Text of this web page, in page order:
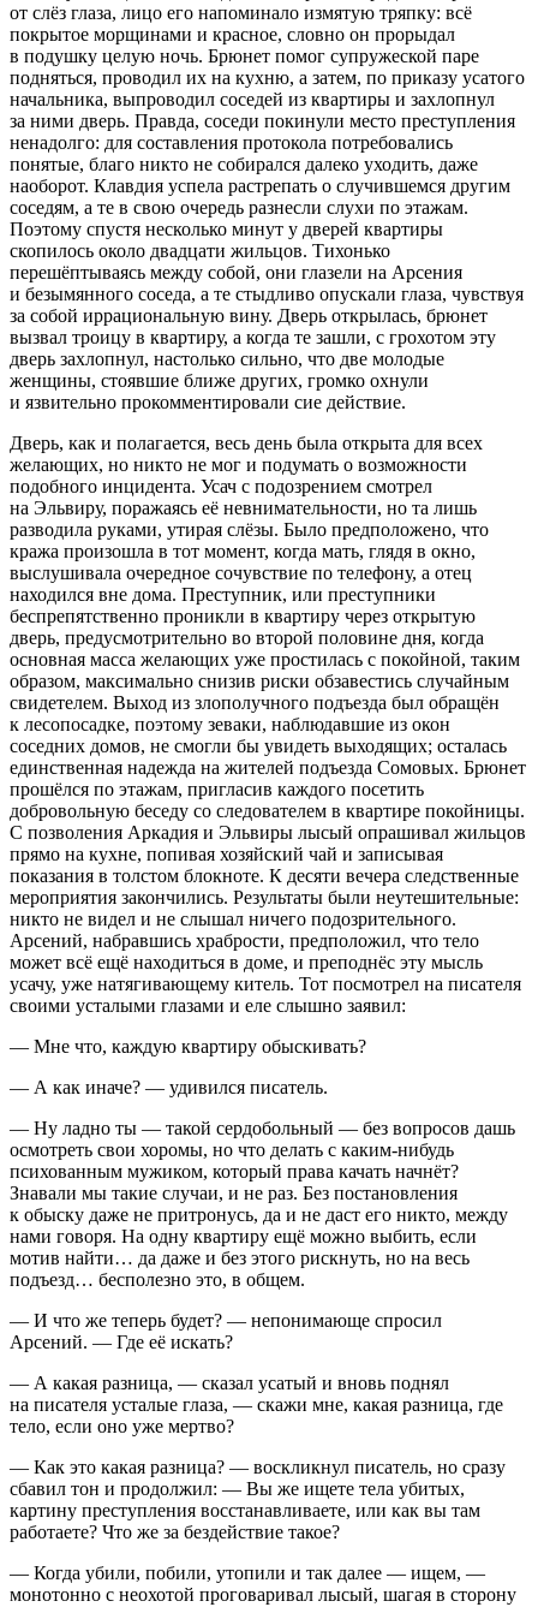
от слёз глаза, лицо его напоминало измятую тряпку: всё
покрытое морщинами и красное, словно он прорыдал
в подушку целую ночь. Брюнет помог супружеской паре
подняться, проводил их на кухню, а затем, по приказу усатого
начальника, выпроводил соседей из квартиры и захлопнул
за ними дверь. Правда, соседи покинули место преступления
ненадолго: для составления протокола потребовались
понятые, благо никто не собирался далеко уходить, даже
наоборот. Клавдия успела растрепать о случившемся другим
соседям, а те в свою очередь разнесли слухи по этажам.
Поэтому спустя несколько минут у дверей квартиры
скопилось около двадцати жильцов. Тихонько
перешёптываясь между собой, они глазели на Арсения
и безымянного соседа, а те стыдливо опускали глаза, чувствуя
за собой иррациональную вину. Дверь открылась, брюнет
вызвал троицу в квартиру, а когда те зашли, с грохотом эту
дверь захлопнул, настолько сильно, что две молодые
женщины, стоявшие ближе других, громко охнули
и язвительно прокомментировали сие действие.
Дверь, как и полагается, весь день была открыта для всех
желающих, но никто не мог и подумать о возможности
подобного инцидента. Усач с подозрением смотрел
на Эльвиру, поражаясь её невнимательности, но та лишь
разводила руками, утирая слёзы. Было предположено, что
кража произошла в тот момент, когда мать, глядя в окно,
выслушивала очередное сочувствие по телефону, а отец
находился вне дома. Преступник, или преступники
беспрепятственно проникли в квартиру через открытую
дверь, предусмотрительно во второй половине дня, когда
основная масса желающих уже простилась с покойной, таким
образом, максимально снизив риски обзавестись случайным
свидетелем. Выход из злополучного подъезда был обращён
к лесопосадке, поэтому зеваки, наблюдавшие из окон
соседних домов, не смогли бы увидеть выходящих; осталась
единственная надежда на жителей подъезда Сомовых. Брюнет
прошёлся по этажам, пригласив каждого посетить
добровольную беседу со следователем в квартире покойницы.
С позволения Аркадия и Эльвиры лысый опрашивал жильцов
прямо на кухне, попивая хозяйский чай и записывая
показания в толстом блокноте. К десяти вечера следственные
мероприятия закончились. Результаты были неутешительные:
никто не видел и не слышал ничего подозрительного.
Арсений, набравшись храбрости, предположил, что тело
может всё ещё находиться в доме, и преподнёс эту мысль
усачу, уже натягивающему китель. Тот посмотрел на писателя
своими усталыми глазами и еле слышно заявил:
— Мне что, каждую квартиру обыскивать?
— А как иначе? — удивился писатель.
— Ну ладно ты — такой сердобольный — без вопросов дашь
осмотреть свои хоромы, но что делать с каким-нибудь
психованным мужиком, который права качать начнёт?
Знавали мы такие случаи, и не раз. Без постановления
к обыску даже не притронусь, да и не даст его никто, между
нами говоря. На одну квартиру ещё можно выбить, если
мотив найти… да даже и без этого рискнуть, но на весь
подъезд… бесполезно это, в общем.
— И что же теперь будет? — непонимающе спросил
Арсений. — Где её искать?
— А какая разница, — сказал усатый и вновь поднял
на писателя усталые глаза, — скажи мне, какая разница, где
тело, если оно уже мертво?
— Как это какая разница? — воскликнул писатель, но сразу
сбавил тон и продолжил: — Вы же ищете тела убитых,
картину преступления восстанавливаете, или как вы там
работаете? Что же за бездействие такое?
— Когда убили, побили, утопили и так далее — ищем, —
монотонно с неохотой проговаривал лысый, шагая в сторону